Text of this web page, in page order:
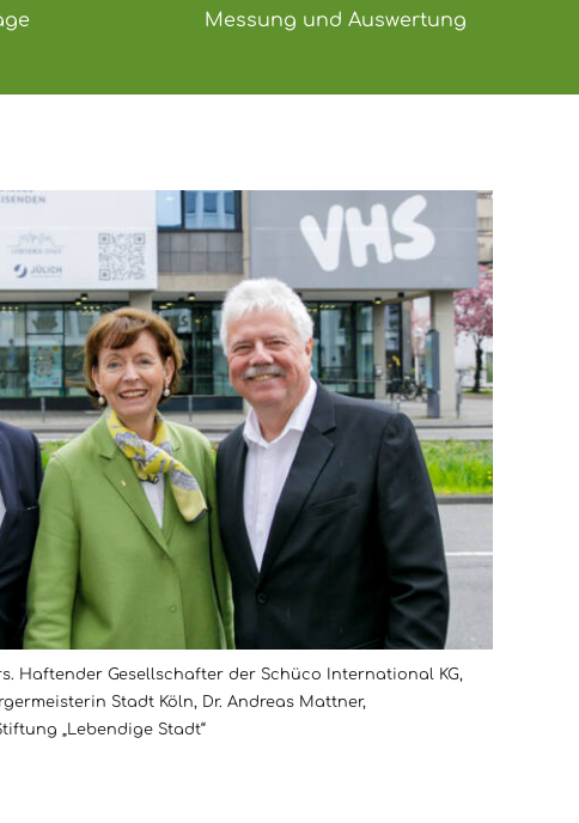
Messung und Auswertung
Haftender Gesellschafter der Schüco International KG,
Stadt Köln, Dr. Andreas Mattner,
„Lebendige Stadt“